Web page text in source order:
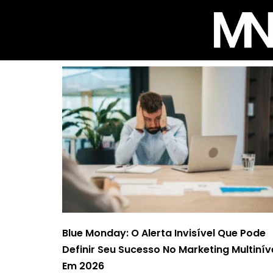
Blue Monday: O Alerta Invisível Que Pode
Definir Seu Sucesso No Marketing
Em 2026